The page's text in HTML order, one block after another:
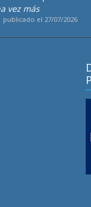
vez más
publicado el 27/07/2026